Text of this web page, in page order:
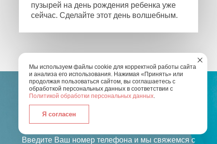
пузырей на день рождения ребенка уже
сейчас. Сделайте этот день волшебным.
ОСТАЛИСЬ ВОПРОСЫ?
Введите Ваш номер телефона и мы свяжемся с
Мы используем файлы cookie для корректной работы сайта
и анализа его использования. Нажимая «Принять» или
продолжая пользоваться сайтом, вы соглашаетесь с
обработкой персональных данных в соответствии с
Политикой обработки персональных данных.
Я согласен